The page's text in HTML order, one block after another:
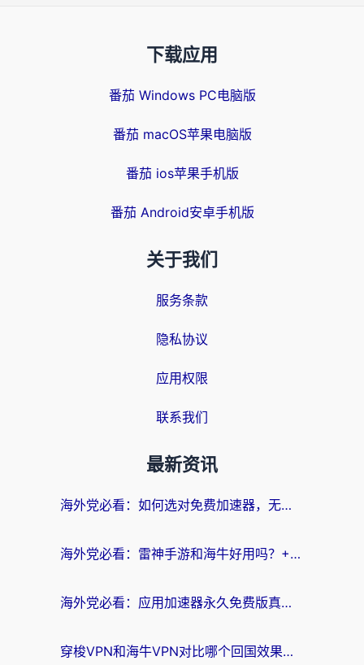
下载应用
番茄 Windows PC电脑版
番茄 macOS苹果电脑版
番茄 ios苹果手机版
番茄 Android安卓手机版
关于我们
服务条款
隐私协议
应用权限
联系我们
最新资讯
海外党必看：如何选对免费加速器，无缝访问国内资源不踩坑？
海外党必看：雷神手游和海牛好用吗？+3款热门加速器实测对比，附番茄加速器无缝回国指南
海外党必看：应用加速器永久免费版真的存在吗？教你选对回国加速器无缝刷国内资源
穿梭VPN和海牛VPN对比哪个回国效果更好？海外华人亲测3款热门加速器+避坑指南